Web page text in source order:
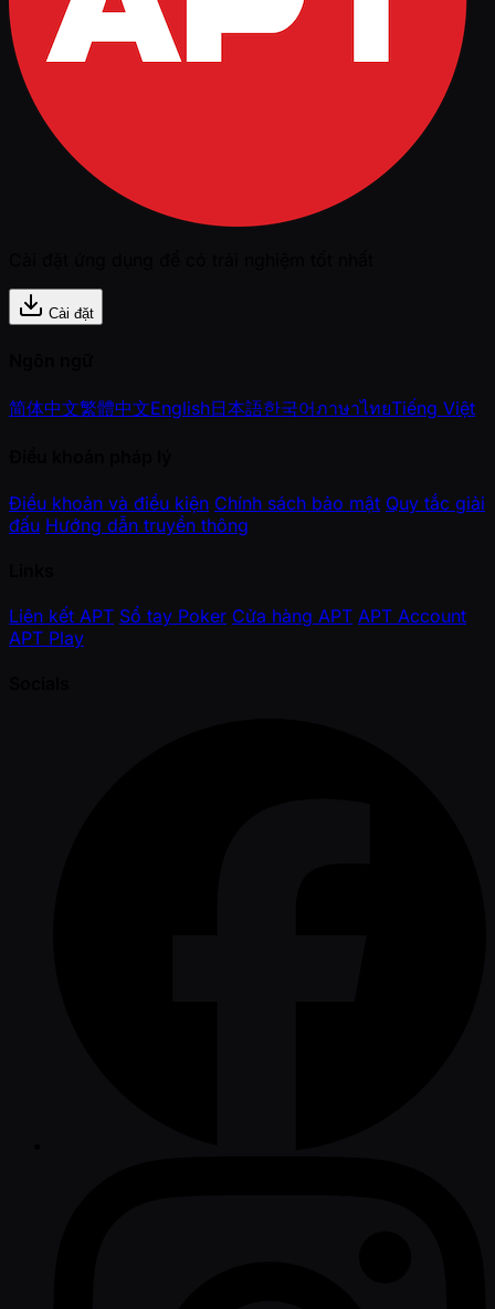
Cài đặt
简体中文繁體中文English日本語한국어ภาษาไทยTiếng Việt
Điều khoản và điều kiện Chính sách bảo mật Quy tắc giải
đấu Hướng dẫn truyền thông
Liên kết APT Sổ tay Poker Cửa hàng APT APT Account
APT Play